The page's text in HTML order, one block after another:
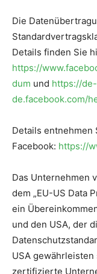
Die
Details finden Sie
https://
dum und https://de-
de.facebook.com/
Details entnehmen
Facebook: https://
Das Unternehmen
dem „EU-US Data
ein
und den USA, der
USA gewährleisten
zertifizierte